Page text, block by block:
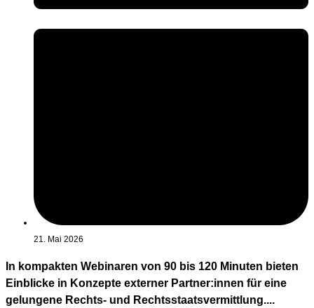
21. Mai 2026
In kompakten Webinaren von 90 bis 120 Minuten bieten
Einblicke in Konzepte externer Partner:innen für eine
gelungene Rechts- und Rechtsstaatsvermittlung....